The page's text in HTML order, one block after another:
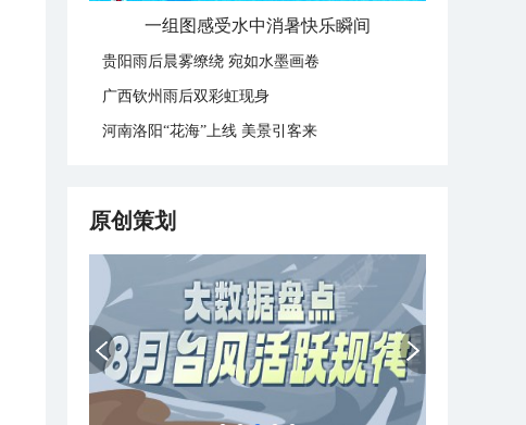
一组图感受水中消暑快乐瞬间
贵阳雨后晨雾缭绕 宛如水墨画卷
广西钦州雨后双彩虹现身
河南洛阳“花海”上线 美景引客来
原创策划